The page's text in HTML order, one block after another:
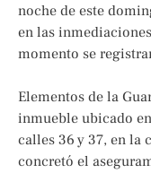
noche de este
en las
momento se
Elementos de la
inmueble ubicado
calles 36 y 37, en la
concretó el